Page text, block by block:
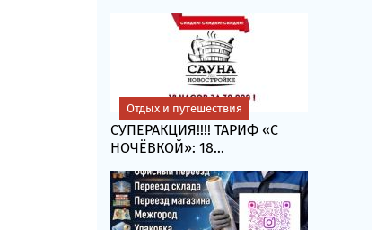
СУПЕРАКЦИЯ!!!! ТАРИФ «C
НОЧЁВКОЙ»: 18...
Отдых и путешествия